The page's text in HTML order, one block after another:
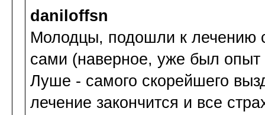
daniloffsn
Молодцы, подошли к лечению
сами (наверное, уже был
Луше - самого скорейшего
лечение закончится и все